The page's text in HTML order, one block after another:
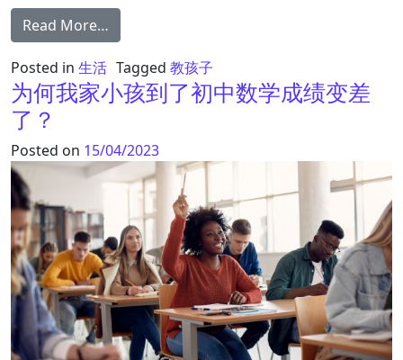
Read More…
Posted in 生活 Tagged 教孩子
为何我家小孩到了初中数学成绩变差
了？
Posted on 15/04/2023